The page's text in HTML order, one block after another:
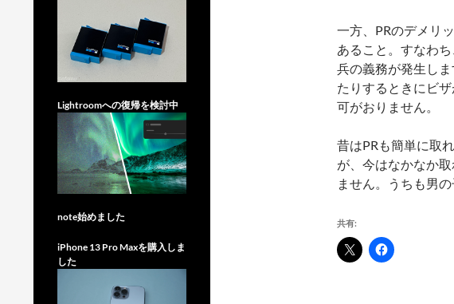
一方、PRのデメリ
あること。すなわ
兵の義務が発生し
たりするときにビ
可がおりません。
昔はPRも簡単に取
が、今はなかなか
ません。うちも男
共有:
Lightroomへの復帰を検討中
note始めました
iPhone 13 Pro Maxを購入しま
した